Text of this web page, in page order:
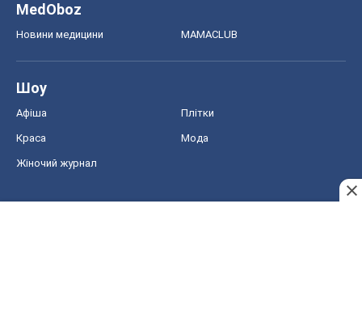
MedOboz
Новини медицини MAMACLUB
Шоу
Афіша Плітки
Краса Мода
Жіночий журнал